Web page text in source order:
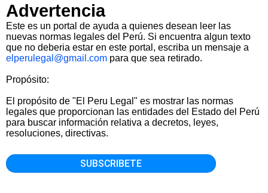
Advertencia
Este es un portal de ayuda a quienes desean leer las
nuevas normas legales del Perú. Si encuentra algun texto
que no deberia estar en este portal, escriba un mensaje a
elperulegal@gmail.com para que sea retirado.
Propósito:
El propósito de "El Peru Legal" es mostrar las normas
legales que proporcionan las entidades del Estado del Perú
para buscar información relativa a decretos, leyes,
resoluciones, directivas.